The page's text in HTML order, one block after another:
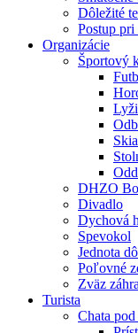
Dôležité
Postup
Organizácie
Športový
DHZO
Divadlo
Dychová
Spevokol
Jednota
Poľovné
Zväz
Turista
Chata